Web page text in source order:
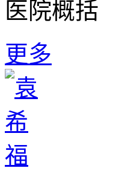
医院概括
更多